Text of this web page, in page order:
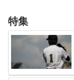
特集